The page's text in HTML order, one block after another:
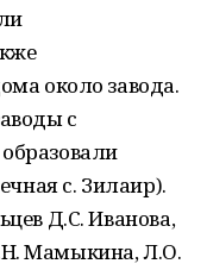
около завода.
с
с. Зилаир).
Д.С. Иванова,
Мамыкина, Л.О.